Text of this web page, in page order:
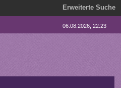
Erweiterte Suche
06.08.2026, 22:23